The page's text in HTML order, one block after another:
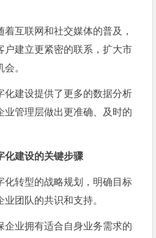
互联网和社交媒体的普及，
户建立更紧密的联系，扩大市
。
化建设提供了更多的数据分析
业管理层做出更准确、及时的
化建设的关键步骤
化转型的战略规划，明确目标
团队的共识和支持。
企业拥有适合自身业务需求的